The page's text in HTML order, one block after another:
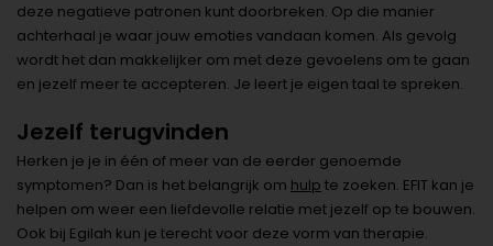
deze negatieve patronen kunt doorbreken. Op die manier
achterhaal je waar jouw emoties vandaan komen. Als gevolg
wordt het dan makkelijker om met deze gevoelens om te gaan
en jezelf meer te accepteren. Je leert je eigen taal te spreken.
Jezelf terugvinden
Herken je je in één of meer van de eerder genoemde
symptomen? Dan is het belangrijk om hulp te zoeken. EFIT kan je
helpen om weer een liefdevolle relatie met jezelf op te bouwen.
Ook bij Egilah kun je terecht voor deze vorm van therapie.